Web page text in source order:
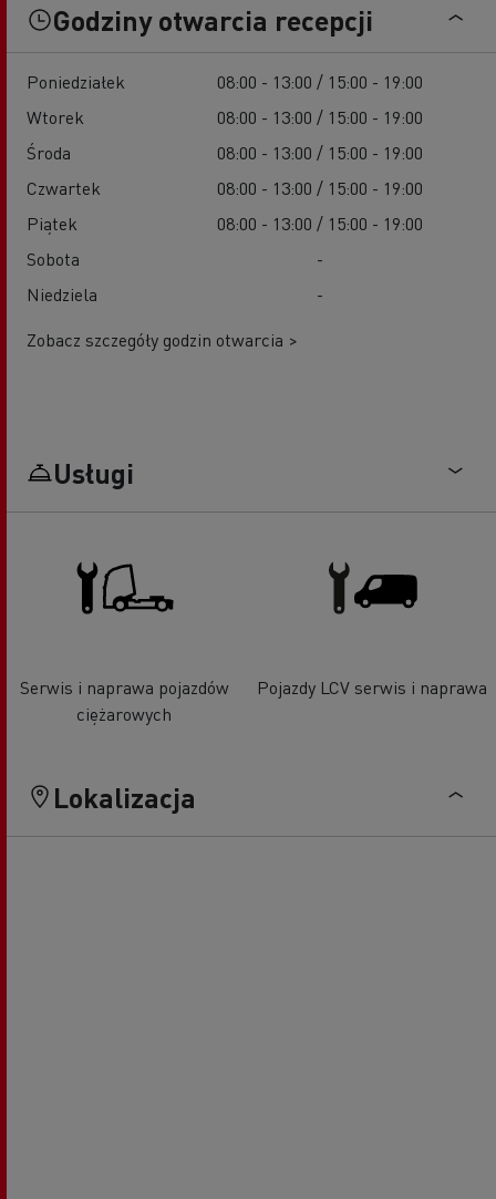
Godziny otwarcia recepcji
Poniedziałek
08:00 - 13:00 / 15:00 - 19:00
Wtorek
08:00 - 13:00 / 15:00 - 19:00
Środa
08:00 - 13:00 / 15:00 - 19:00
Czwartek
08:00 - 13:00 / 15:00 - 19:00
Piątek
08:00 - 13:00 / 15:00 - 19:00
Sobota
-
Niedziela
-
Zobacz szczegóły godzin otwarcia >
Usługi
Serwis i naprawa pojazdów
ciężarowych
Pojazdy LCV serwis i naprawa
Lokalizacja